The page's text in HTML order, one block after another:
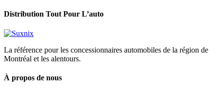
Distribution Tout Pour L’auto
La référence pour les concessionnaires automobiles de la région de
Montréal et les alentours.
À propos de nous